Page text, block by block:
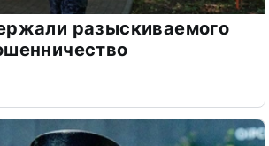
разыскиваемого